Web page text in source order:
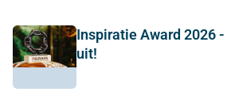
Inspiratie Award 2026
uit!